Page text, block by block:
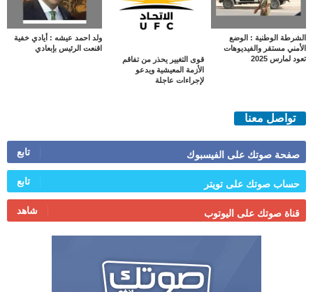
الشرطة الوطنية : الوضع
الأمني مستقر والفيديوهات
تعود لمارس 2025
قوى التغيير يحذر من تفاقم
الأزمة المعيشية ويدعو
لإجراءات عاجلة
ولد احمد عيشه : أيادي خفية
اقنعت الرئيس بإبعادي
تواصل معنا
صفحة صوتك على الفيسبوك تابع
حساب صوتك على تويتر تابع
قناة صوتك على اليوتوب شاهد